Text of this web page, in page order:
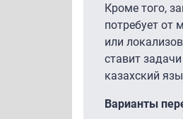
Кроме того,
потребует
или
ставит
казахский
Варианты